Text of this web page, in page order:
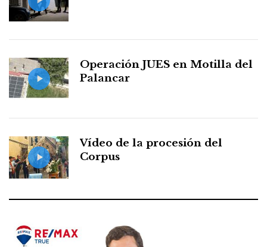
Operación JUES en Motilla del
Palancar
Vídeo de la procesión del
Corpus